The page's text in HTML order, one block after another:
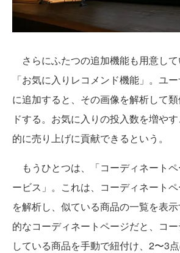
さらにふたつの追加機能も用意して
「お気に入りレコメンド機能」。ユ
に追加すると、その画像を解析して
ドする。お気に入りの投入数を増や
的に売り上げに貢献できるという。
もうひとつは、「コーディネート
ービス」。これは、コーディネート
を解析し、似ている商品の一覧を表
的なコーディネートページだと、コ
している商品を手動で紐付け、2〜3